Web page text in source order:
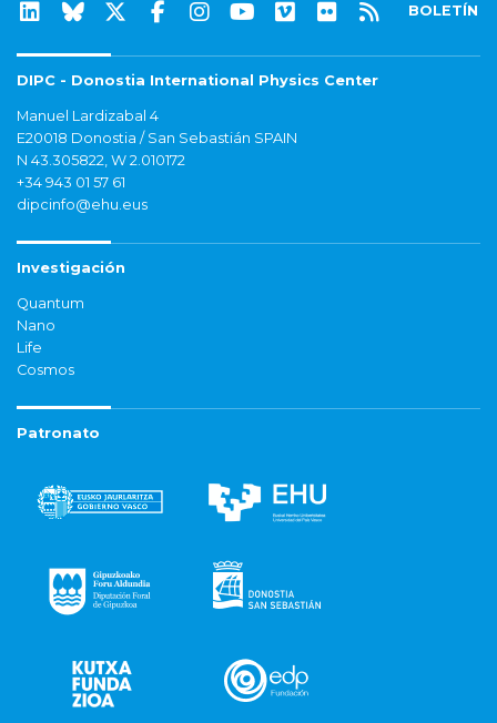
BOLETÍN
DIPC - Donostia International Physics Center
Manuel Lardizabal 4
E20018 Donostia / San Sebastián SPAIN
N 43.305822, W 2.010172
+34 943 01 57 61
dipcinfo@ehu.eus
Investigación
Quantum
Nano
Life
Cosmos
Patronato